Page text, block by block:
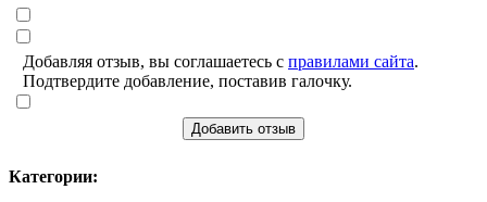
Добавляя отзыв, вы соглашаетесь с правилами сайта.
Подтвердите добавление, поставив галочку.
Добавить отзыв
Категории: